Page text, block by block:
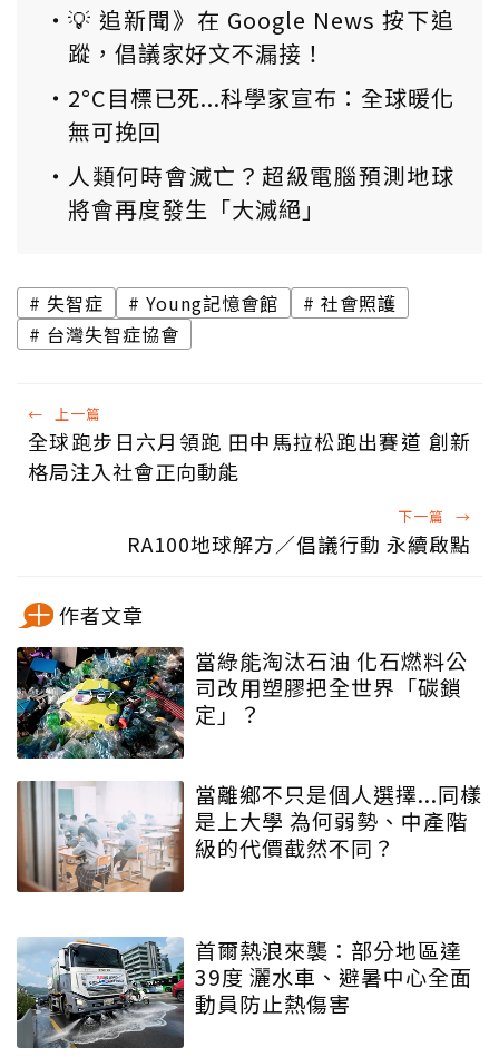
💡 追新聞》在 Google News 按下追
蹤，倡議家好文不漏接！
2°C目標已死...科學家宣布：全球暖化
無可挽回
人類何時會滅亡？超級電腦預測地球
將會再度發生「大滅絕」
失智症 Young記憶會館
社會照護
台灣失智症協會
← 上一篇
全球跑步日六月領跑 田中馬拉松跑出賽道 創新
格局注入社會正向動能
下一篇 →
RA100地球解方／倡議行動 永續啟點
作者文章
當綠能淘汰石油 化石燃料公
司改用塑膠把全世界「碳鎖
定」？
當離鄉不只是個人選擇...同樣
是上大學 為何弱勢、中產階
級的代價截然不同？
首爾熱浪來襲：部分地區達
39度 灑水車、避暑中心全面
動員防止熱傷害